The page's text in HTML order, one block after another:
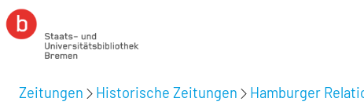
Zeitungen Historische Zeitungen Hamburger